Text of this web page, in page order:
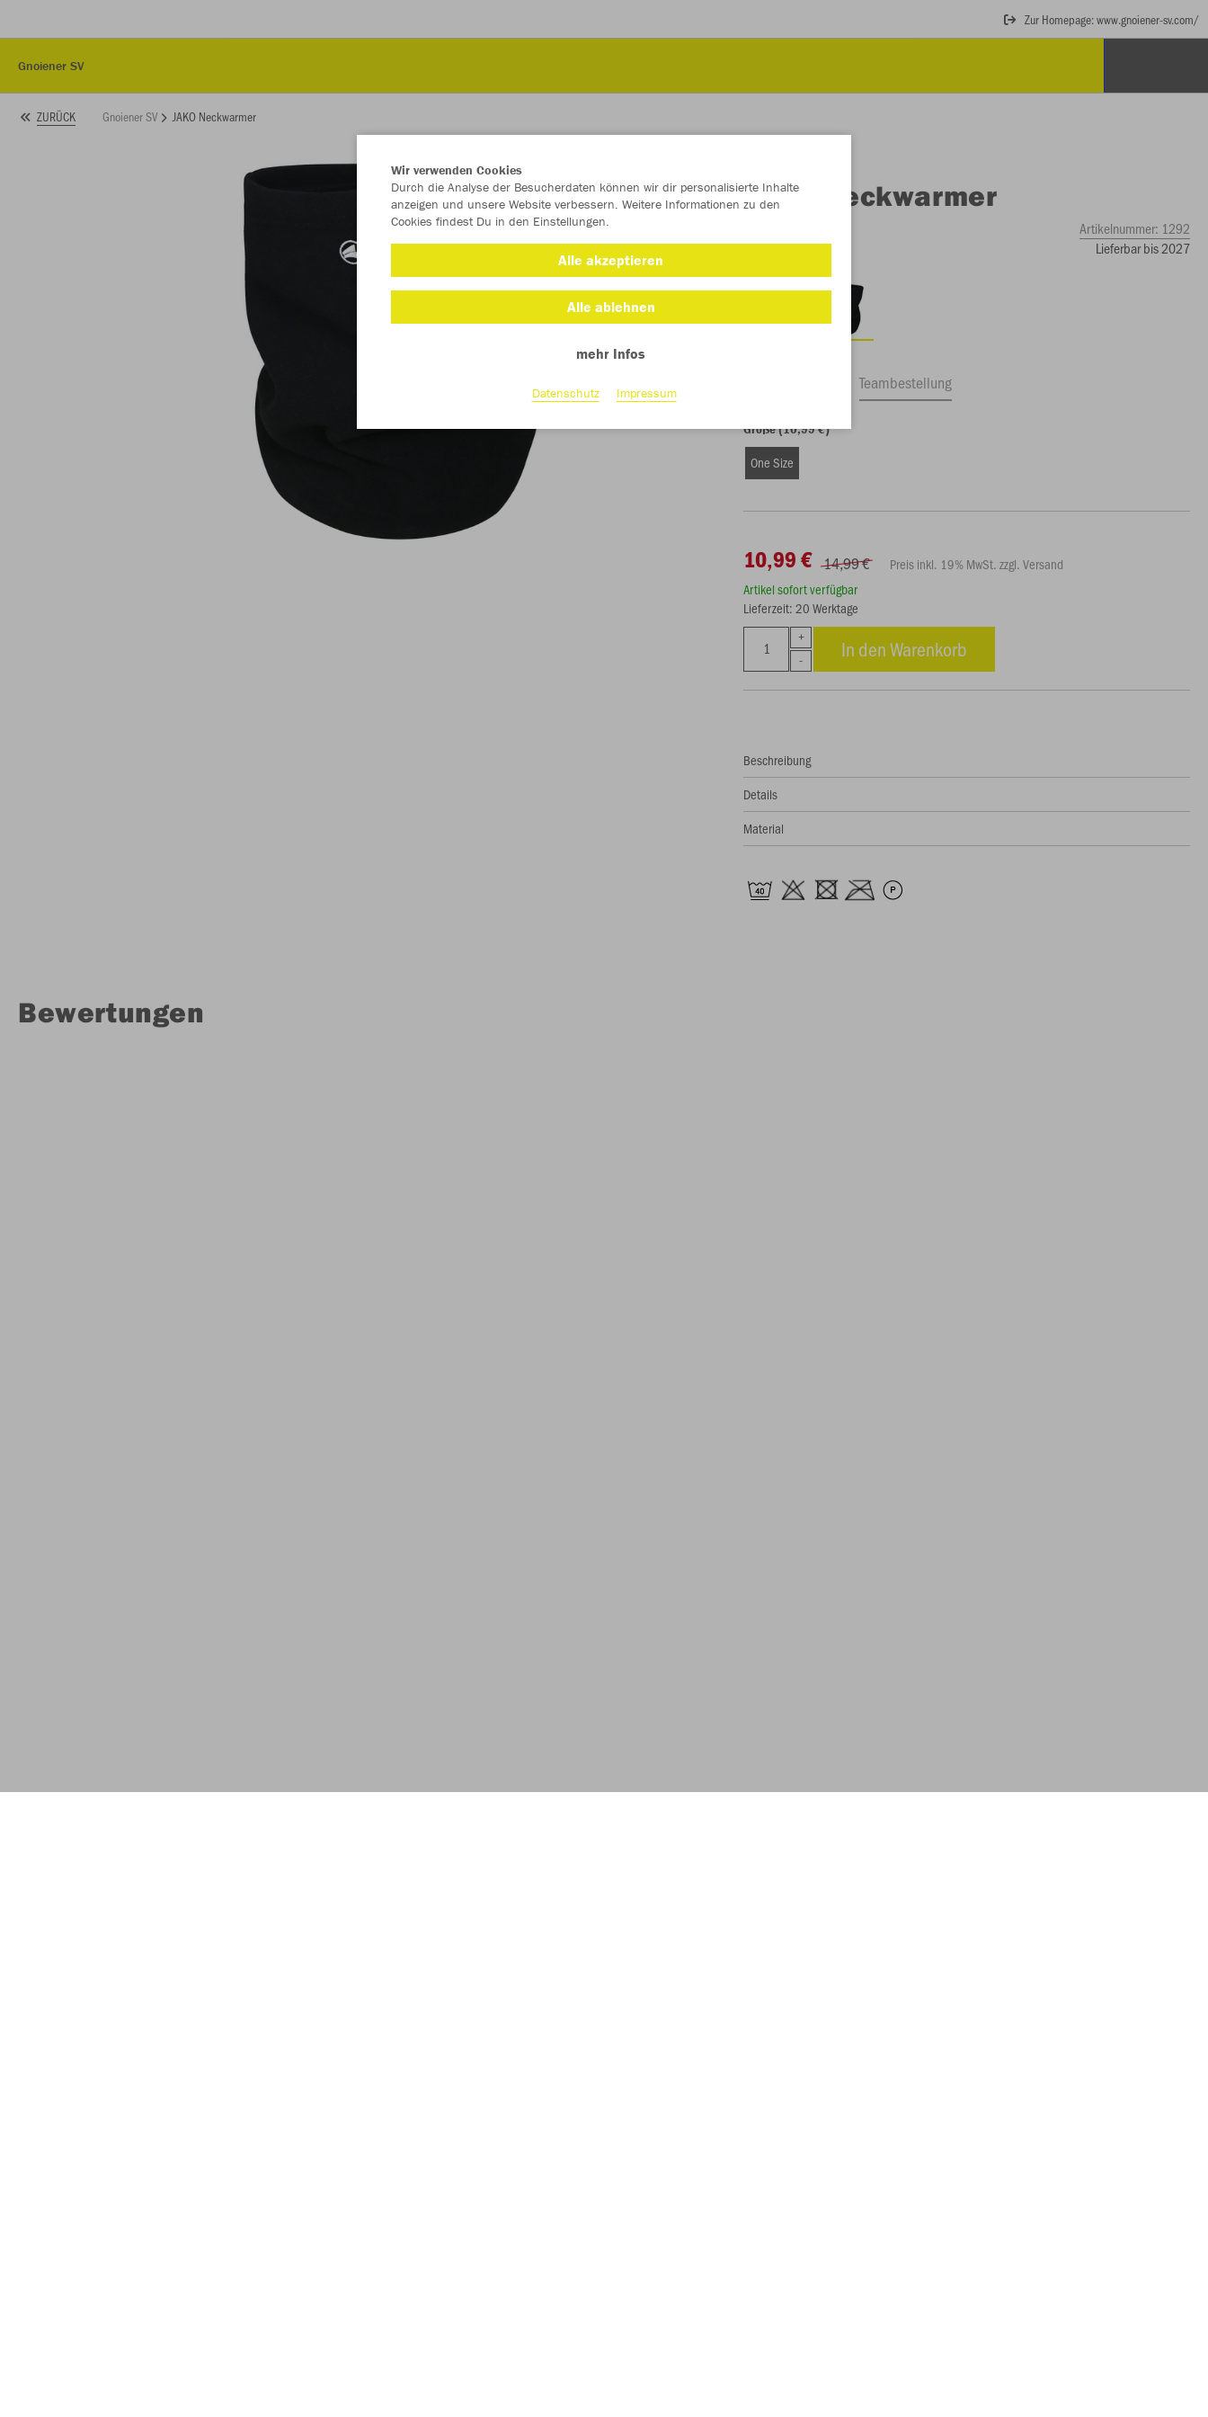
Zur Homepage: www.gnoiener-sv.com/
Gnoiener SV
ZURÜCK Gnoiener SV JAKO Neckwarmer
JAKO Neckwarmer
Artikelnummer: 1292
Lieferbar bis 2027
Teambestellung
Größe (10,99 €)
One Size
10,99 € 14,99 €
Preis inkl. 19% MwSt. zzgl. Versand
Artikel sofort verfügbar
Lieferzeit: 20 Werktage
In den Warenkorb
Beschreibung
Details
Material
Bewertungen
Wir verwenden Cookies
Durch die Analyse der Besucherdaten können wir dir personalisierte Inhalte
anzeigen und unsere Website verbessern. Weitere Informationen zu den
Cookies findest Du in den Einstellungen.
Alle akzeptieren
Alle ablehnen
mehr Infos
Datenschutz Impressum